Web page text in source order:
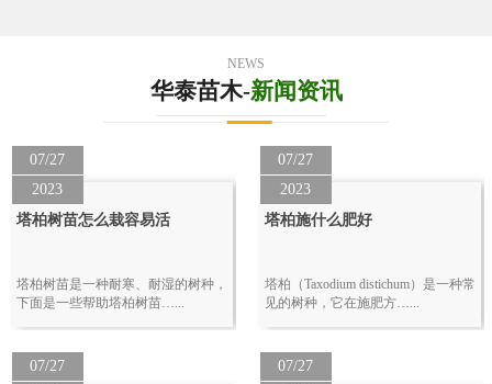
NEWS
华泰苗木-新闻资讯
07/27
2023
塔柏树苗怎么栽容易活
塔柏树苗是一种耐寒、耐湿的树种，
下面是一些帮助塔柏树苗…...
07/27
2023
塔柏施什么肥好
塔柏（Taxodium distichum）是一种常
见的树种，它在施肥方…...
07/27
07/27